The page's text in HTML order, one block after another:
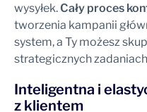
wysyłek.Cały proces
tworzenia kampanii
system, a Ty możesz
strategicznych
Inteligentna i
z klientem